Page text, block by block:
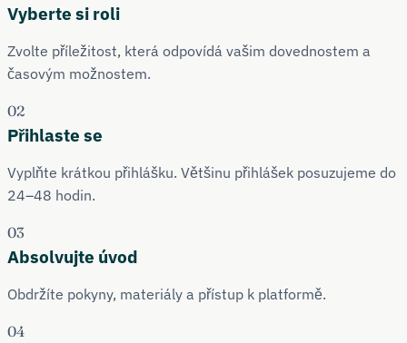
Vyberte si roli
Zvolte příležitost, která odpovídá vašim dovednostem a
časovým možnostem.
02
Přihlaste se
Vyplňte krátkou přihlášku. Většinu přihlášek posuzujeme do
24–48 hodin.
03
Absolvujte úvod
Obdržíte pokyny, materiály a přístup k platformě.
04